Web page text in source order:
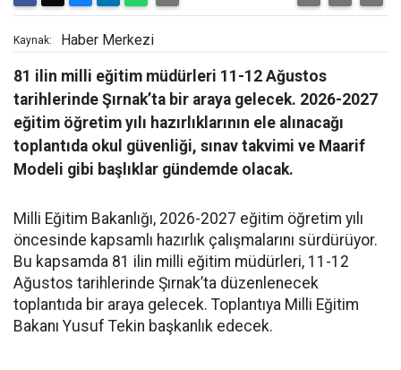
Kaynak: Haber Merkezi
81 ilin milli eğitim müdürleri 11-12 Ağustos
tarihlerinde Şırnak’ta bir araya gelecek. 2026-2027
eğitim öğretim yılı hazırlıklarının ele alınacağı
toplantıda okul güvenliği, sınav takvimi ve Maarif
Modeli gibi başlıklar gündemde olacak.
Milli Eğitim Bakanlığı, 2026-2027 eğitim öğretim yılı
öncesinde kapsamlı hazırlık çalışmalarını sürdürüyor.
Bu kapsamda 81 ilin milli eğitim müdürleri, 11-12
Ağustos tarihlerinde Şırnak’ta düzenlenecek
toplantıda bir araya gelecek. Toplantıya Milli Eğitim
Bakanı Yusuf Tekin başkanlık edecek.